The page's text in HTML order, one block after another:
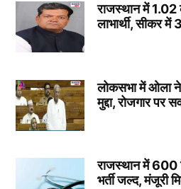
राजस्थान में 1.02
लाभार्थी, सीकर
लोकसभा में ओला ने
मुद्दा, रोजगार पर
राजस्थान में 600
भर्ती जल्द, मंजूरी